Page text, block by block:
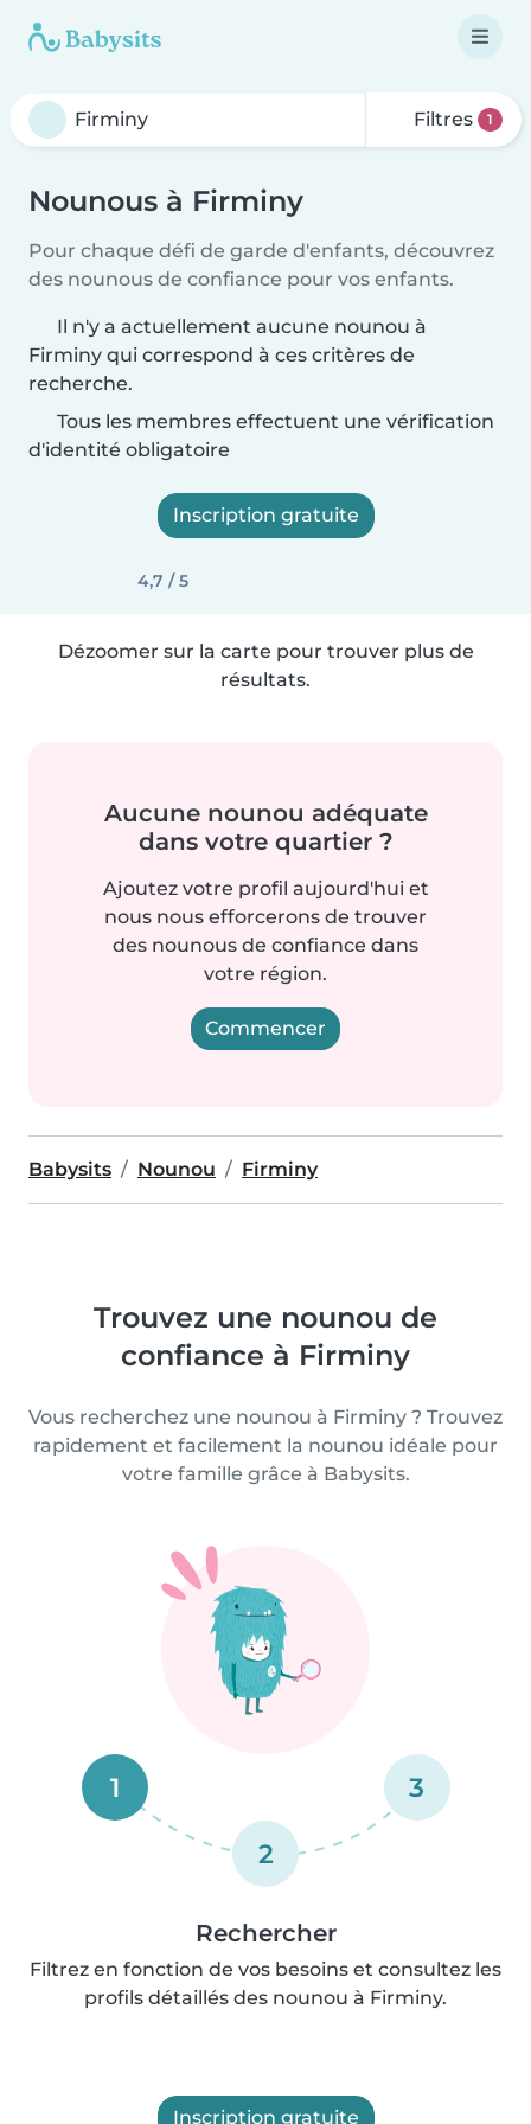
Filtres 1
Nounous à Firminy
Pour chaque défi de garde d'enfants, découvrez
des nounous de confiance pour vos enfants.
Il n'y a actuellement aucune nounou à
Firminy qui correspond à ces critères de
recherche.
Tous les membres effectuent une vérification
d'identité obligatoire
Inscription gratuite
4,7 / 5
Dézoomer sur la carte pour trouver plus de
résultats.
Aucune nounou adéquate
dans votre quartier ?
Ajoutez votre profil aujourd'hui et
nous nous efforcerons de trouver
des nounous de confiance dans
votre région.
Commencer
Babysits Nounou Firminy
Trouvez une nounou de
confiance à Firminy
Vous recherchez une nounou à Firminy ? Trouvez
rapidement et facilement la nounou idéale pour
votre famille grâce à Babysits.
1
2
3
Rechercher
Filtrez en fonction de vos besoins et consultez les
profils détaillés des nounou à Firminy.
Inscription gratuite